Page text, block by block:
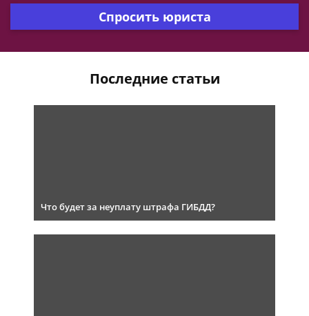
Спросить юриста
Последние статьи
Что будет за неуплату штрафа ГИБДД?